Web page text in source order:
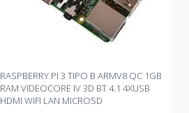
RASPBERRY PI 3 TIPO B ARMV8 QC 1GB
RAM VIDEOCORE IV 3D BT 4.1 4XUSB
HDMI WIFI LAN MICROSD